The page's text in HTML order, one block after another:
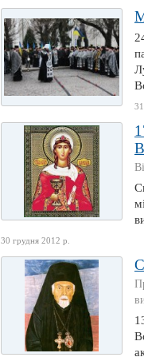
30 грудня 2012 р.